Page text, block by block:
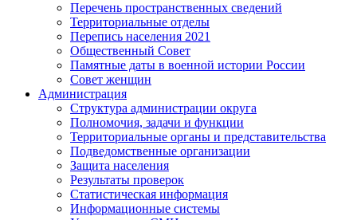
Перечень пространственных сведений
Территориальные отделы
Перепись населения 2021
Общественный Совет
Памятные даты в военной истории России
Совет женщин
Администрация
Структура администрации округа
Полномочия, задачи и функции
Территориальные органы и представительства
Подведомственные организации
Защита населения
Результаты проверок
Статистическая информация
Информационные системы